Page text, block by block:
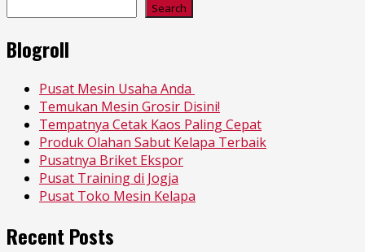
Search
Blogroll
Pusat Mesin Usaha Anda
Temukan Mesin Grosir Disini!
Tempatnya Cetak Kaos Paling Cepat
Produk Olahan Sabut Kelapa Terbaik
Pusatnya Briket Ekspor
Pusat Training di Jogja
Pusat Toko Mesin Kelapa
Recent Posts